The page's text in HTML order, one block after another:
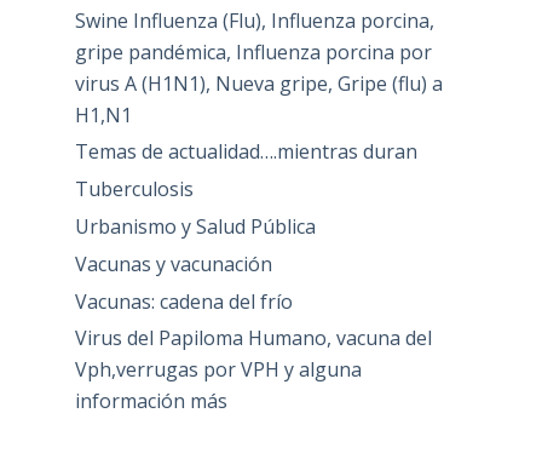
Swine Influenza (Flu), Influenza porcina,
gripe pandémica, Influenza porcina por
virus A (H1N1), Nueva gripe, Gripe (flu) a
H1,N1
Temas de actualidad….mientras duran
Tuberculosis
Urbanismo y Salud Pública
Vacunas y vacunación
Vacunas: cadena del frío
Virus del Papiloma Humano, vacuna del
Vph,verrugas por VPH y alguna
información más